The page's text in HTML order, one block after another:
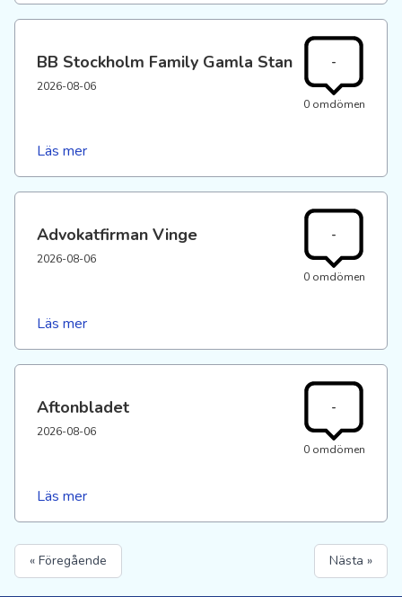
BB Stockholm Family Gamla Stan
2026-08-06
-
0 omdömen
Läs mer
Advokatfirman Vinge
2026-08-06
-
0 omdömen
Läs mer
Aftonbladet
2026-08-06
-
0 omdömen
Läs mer
« Föregående Nästa »